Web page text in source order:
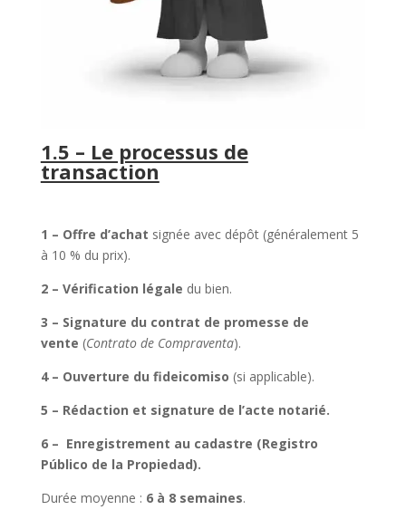
1.5 – Le processus de
transaction
1 – Offre d’achat signée avec dépôt (généralement 5
à 10 % du prix).
2 – Vérification légale du bien.
3 – Signature du contrat de promesse de
vente (Contrato de Compraventa).
4 – Ouverture du fideicomiso (si applicable).
5 – Rédaction et signature de l’acte notarié.
6 – Enregistrement au cadastre (Registro
Público de la Propiedad).
Durée moyenne : 6 à 8 semaines.